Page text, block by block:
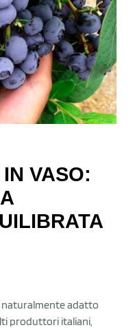
VASO:
naturalmente adatto
produttori italiani,